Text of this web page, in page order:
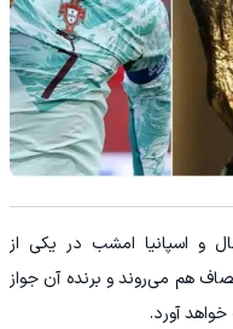
و اسپانیا امشب در یکی از
دیدارهای جام جهانی ۲۰۲۶ به مصاف هم می‌روند و برنده آن جواز
آورد.